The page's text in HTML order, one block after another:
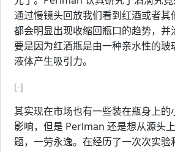
通过慢镜头回放我们看到红酒或者其
都会明显出现收缩回瓶口的趋势，并
要是因为红酒瓶是由一种亲水性的玻
液体产生吸引力。
[-]
其实现在市场也有一些装在瓶身上的
影响，但是 Perlman 还是想从源头
题，一劳永逸。在经历了一次次实验